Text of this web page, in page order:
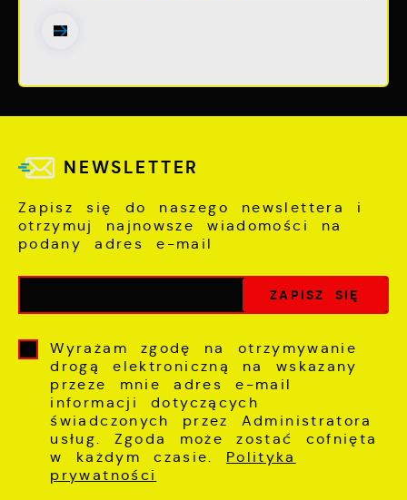
NEWSLETTER
Zapisz się do naszego newslettera i
otrzymuj najnowsze wiadomości na
podany adres e-mail
Wyrażam zgodę na otrzymywanie
drogą elektroniczną na wskazany
przeze mnie adres e-mail
informacji dotyczących
świadczonych przez Administratora
usług. Zgoda może zostać cofnięta
w każdym czasie. Polityka
prywatności